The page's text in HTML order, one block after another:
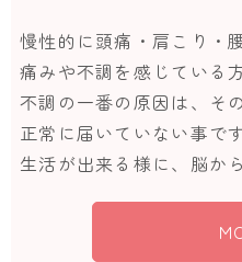
慢性的に頭痛・肩こり・
痛みや不調を感じている
不調の一番の原因は、そ
正常に届いていない事で
生活が出来る様に、脳か